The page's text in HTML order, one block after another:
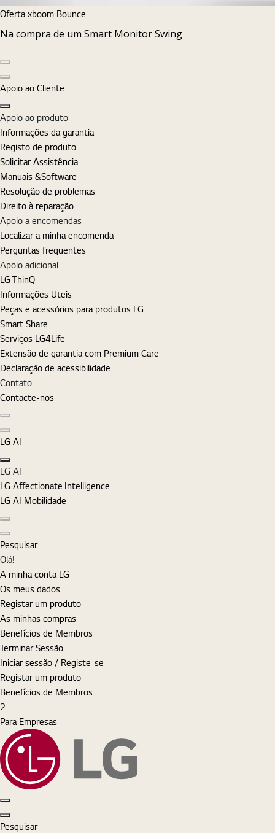
Oferta xboom Bounce
Na compra de um Smart Monitor Swing
Diapositivo seguinte
Apoio ao Cliente
Fechar
Apoio ao produto
Informações da garantia
Registo de produto
Solicitar Assistência
Manuais &Software
Resolução de problemas
Direito à reparação
Apoio a encomendas
Localizar a minha encomenda
Perguntas frequentes
Apoio adicional
LG ThinQ
Informações Uteis
Peças e acessórios para produtos LG
Smart Share
Serviços LG4Life
Extensão de garantia com Premium Care
Declaração de acessibilidade
Contato
Contacte-nos
Diapositivo seguinte
LG AI
Fechar
LG AI
LG Affectionate Intelligence
LG AI Mobilidade
Diapositivo seguinte
Pesquisar
MyLG
Olá!
A minha conta LG
Os meus dados
Registar um produto
As minhas compras
Benefícios de Membros
Terminar Sessão
Iniciar sessão / Registe-se
Registar um produto
Benefícios de Membros
Cart
2
Para Empresas
Pesquisar
Iniciar sessão
MyLG
Cart
Close Menu
PesquisarPesquisar